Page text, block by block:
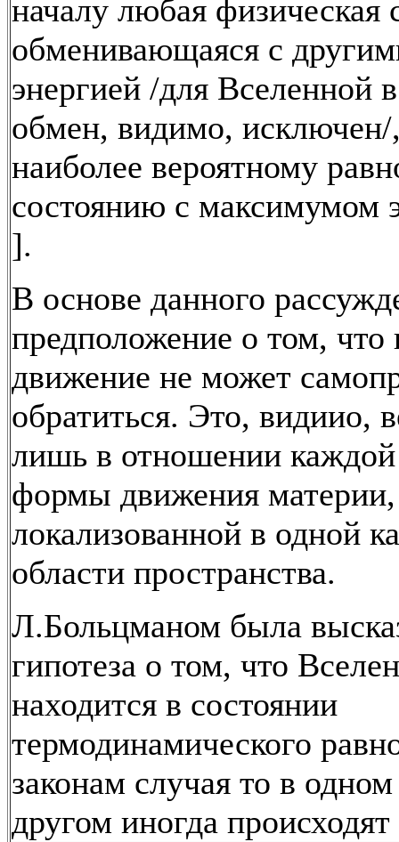
началу любая физическая
обменивающаяся с
энергией /для Вселенной
обмен, видимо, исключен/
наиболее вероятному
состоянию с максимумом
].
В основе данного
предположение о том, что
движение не может
обратиться. Это, видиио,
лишь в отношении каждой
формы движения материи,
локализованной в одной
области пространства.
Л.Больцманом была
гипотеза о том, что
находится в состоянии
термодинамического
законам случая то в
другом иногда